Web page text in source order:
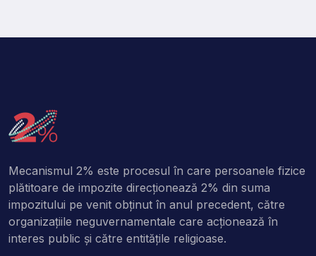
Mecanismul 2% este procesul în care persoanele fizice
plătitoare de impozite direcţionează 2% din suma
impozitului pe venit obţinut în anul precedent, către
organizaţiile neguvernamentale care acţionează în
interes public şi către entitățile religioase.